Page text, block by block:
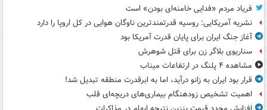
فریاد مردم «فدایی خامنه‌ای بودن» است
نشریه آمریکایی: روسیه قدرتمندترین ناوگان هوایی در کل اروپا را دارد
آغاز جنگ ایران برای پایان قدرت آمریکا بود
سناریوی بلاگر زن برای قتل شوهرش
مشاهده ۴ پلنگ در ارتفاعات میناب
قرار بود ایران به زانو درآید، اما به ابرقدرت منطقه تبدیل شد!
اهمیت تشخیص زودهنگام بیماری‌های دریچه‌ای قلب